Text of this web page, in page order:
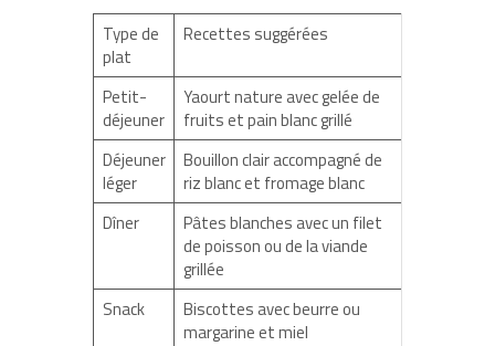
Type de
plat
Recettes suggérées
Petit-
déjeuner
Yaourt nature avec gelée de
fruits et pain blanc grillé
Déjeuner
léger
Bouillon clair accompagné de
riz blanc et fromage blanc
Dîner
Pâtes blanches avec un filet
de poisson ou de la viande
grillée
Snack
Biscottes avec beurre ou
margarine et miel